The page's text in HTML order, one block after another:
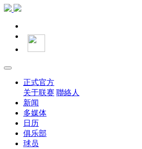
正式官方
关于联赛 聯絡人
新闻
多媒体
日历
俱乐部
球员